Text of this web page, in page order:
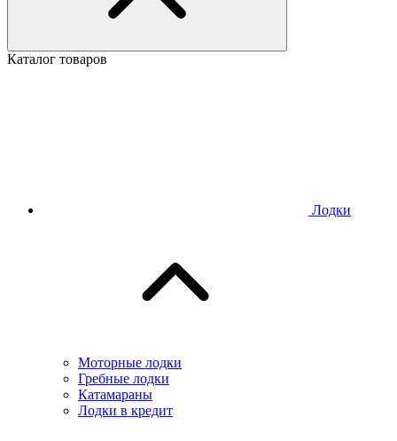
Каталог товаров
Лодки
Моторные лодки
Гребные лодки
Катамараны
Лодки в кредит